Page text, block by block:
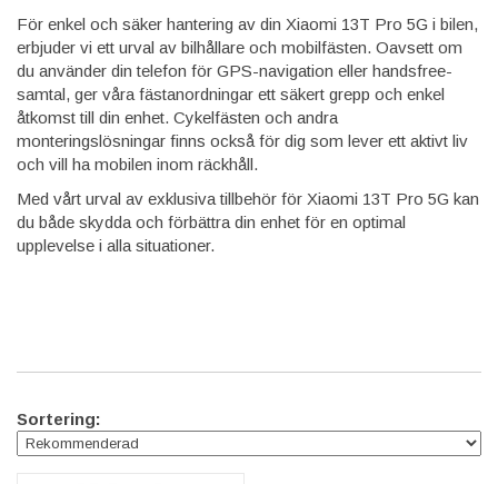
För enkel och säker hantering av din Xiaomi 13T Pro 5G i bilen,
erbjuder vi ett urval av bilhållare och mobilfästen. Oavsett om
du använder din telefon för GPS-navigation eller handsfree-
samtal, ger våra fästanordningar ett säkert grepp och enkel
åtkomst till din enhet. Cykelfästen och andra
monteringslösningar finns också för dig som lever ett aktivt liv
och vill ha mobilen inom räckhåll.
Med vårt urval av exklusiva tillbehör för Xiaomi 13T Pro 5G kan
du både skydda och förbättra din enhet för en optimal
upplevelse i alla situationer.
Sortering: